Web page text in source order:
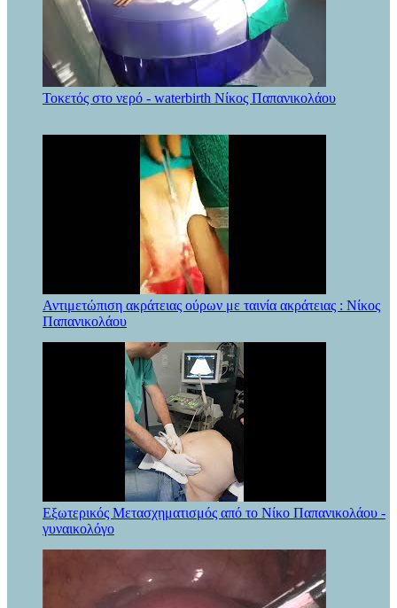
Τοκετός στο νερό - waterbirth Νίκος Παπανικολάου
Αντιμετώπιση ακράτειας ούρων με ταινία ακράτειας : Νίκος
Παπανικολάου
Εξωτερικός Μετασχηματισμός από το Νίκο Παπανικολάου -
γυναικολόγο